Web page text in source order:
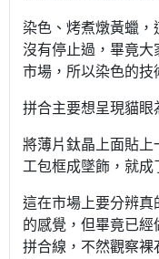
染色、烤煮燉黃蠟
沒有停止過，畢竟大
市場，所以染色的技
拼合主要想呈現貓眼
將薄片鈦晶上面貼上
工包框成墜飾，就成
這在市場上要分辨真
的感覺，但畢竟已
拼合線，不然觀察裸